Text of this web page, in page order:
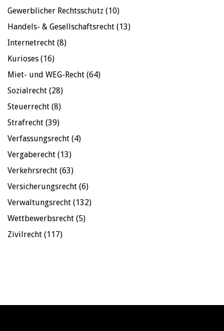
Gewerblicher Rechtsschutz (10)
Handels- & Gesellschaftsrecht (13)
Internetrecht (8)
Kurioses (16)
Miet- und WEG-Recht (64)
Sozialrecht (28)
Steuerrecht (8)
Strafrecht (39)
Verfassungsrecht (4)
Vergaberecht (13)
Verkehrsrecht (63)
Versicherungsrecht (6)
Verwaltungsrecht (132)
Wettbewerbsrecht (5)
Zivilrecht (117)